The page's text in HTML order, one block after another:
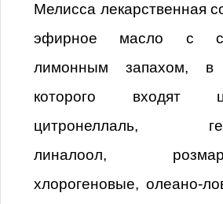
Мелисса лекарственная
эфирное масло с
лимонным запахом, в
которого входят
цитронеллаль,
линалоол,
хлорогеновые, олеано-